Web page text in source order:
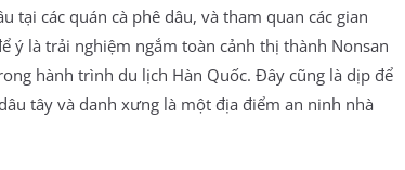
tại các quán cà phê dâu, và tham quan các gian
ý là trải nghiệm ngắm toàn cảnh thị thành Nonsan
hành trình du lịch Hàn Quốc. Đây cũng là dịp để
tây và danh xưng là một địa điểm an ninh nhà